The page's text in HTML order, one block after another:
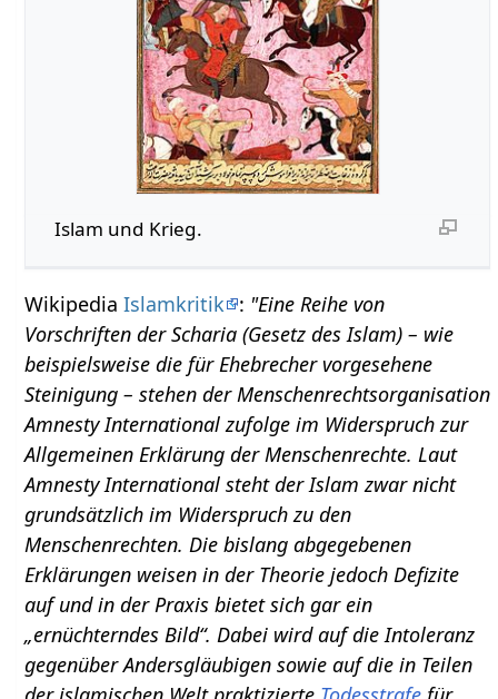
Islam und Krieg.
WikipediaIslamkritik : "Eine Reihe von
Vorschriften der Scharia (Gesetz des Islam) – wie
beispielsweise die für Ehebrecher vorgesehene
Steinigung – stehen der Menschenrechtsorganisation
Amnesty International zufolge im Widerspruch zur
Allgemeinen Erklärung der Menschenrechte. Laut
Amnesty International steht der Islam zwar nicht
grundsätzlich im Widerspruch zu den
Menschenrechten. Die bislang abgegebenen
Erklärungen weisen in der Theorie jedoch Defizite
auf und in der Praxis bietet sich gar ein
„ernüchterndes Bild“. Dabei wird auf die Intoleranz
gegenüber Andersgläubigen sowie auf die in Teilen